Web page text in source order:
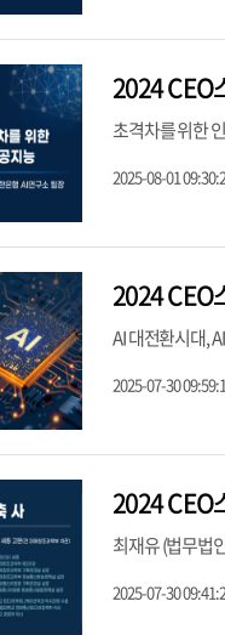
2024 CEO
초격차를 위한
2025-08-01
2024 CEO
AI 대전환시대,
2025-07-30
2024 CEO
최재유 (법무법
2025-07-30